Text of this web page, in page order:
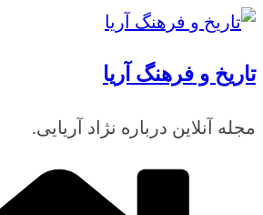
رفتن
محتوا
تاریخ و فرهنگ آریا
مجله آنلاین درباره نژاد آریایی.